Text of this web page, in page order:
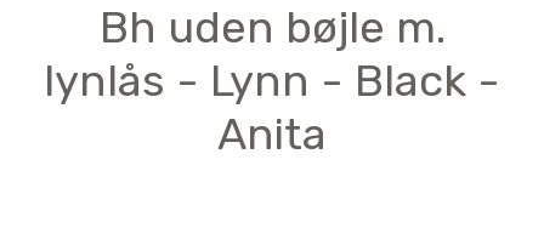
Bh uden bøjle m.
lynlås - Lynn - Black -
Anita